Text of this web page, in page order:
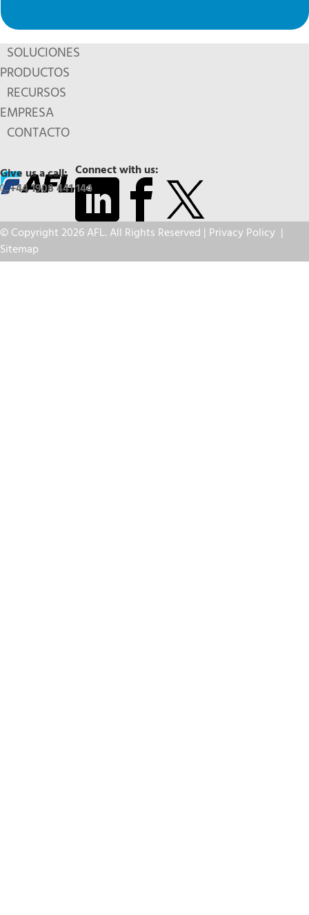
SOLUCIONES
PRODUCTOS
RECURSOS
EMPRESA
CONTACTO
Connect with us:
Give us a call:
+44 1908 441 144
© Copyright 2026 AFL. All Rights Reserved | Privacy Policy |
Sitemap